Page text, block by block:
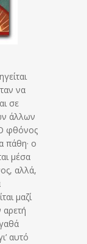
να
σε
άλλων
φθόνος
πάθη· ο
μέσα
αλλά,
μαζί
αρετή
αυτό